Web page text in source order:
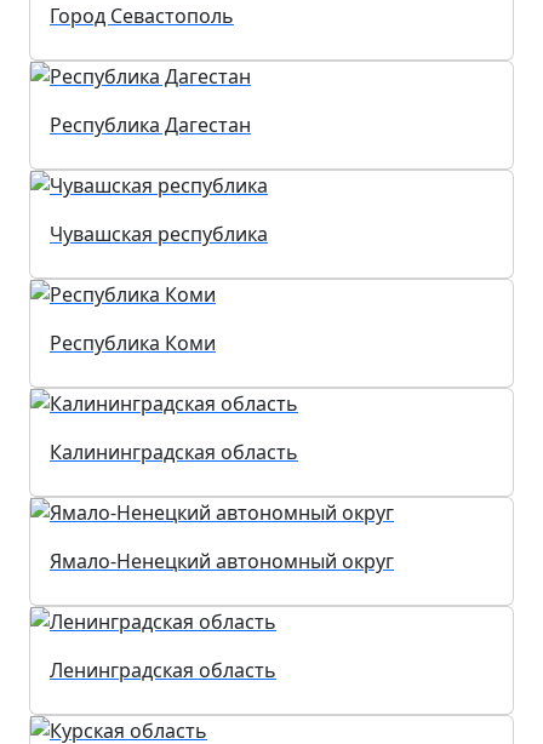
Город Севастополь
Республика Дагестан
Чувашская республика
Республика Коми
Калининградская область
Ямало-Ненецкий автономный округ
Ленинградская область